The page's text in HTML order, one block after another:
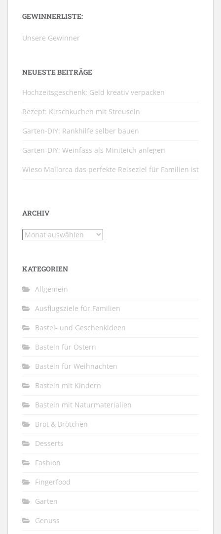
GEWINNERLISTE:
Unsere Gewinner
NEUESTE BEITRÄGE
Hochzeitsgeschenk: Geld kreativ verpacken
Rezept: Kirschkuchen mit Streuseln
Garten-DIY: Rankhilfe selber bauen
Garten-DIY: Weinfass als Miniteich anlegen
Wieso Mallorca das perfekte Reiseziel für Familien ist
ARCHIV
Archiv
KATEGORIEN
Allgemein
Ausflugsziele für Familien
Bastel- und Geschenkideen
Basteln für Ostern
Basteln für Weihnachten
Basteln mit Kindern
Basteln mit Naturmaterialien
Brot & Brötchen
Desserts
Fashion
Fingerfood
Garten
Genuss